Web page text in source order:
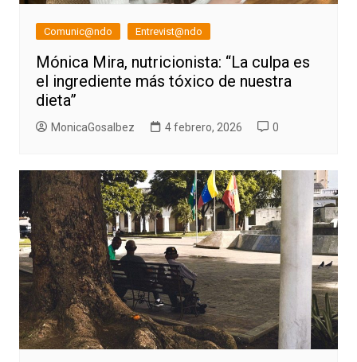
Comunic@ndo Entrevist@ndo
Mónica Mira, nutricionista: “La culpa es
el ingrediente más tóxico de nuestra
dieta”
MonicaGosalbez 4 febrero, 2026 0